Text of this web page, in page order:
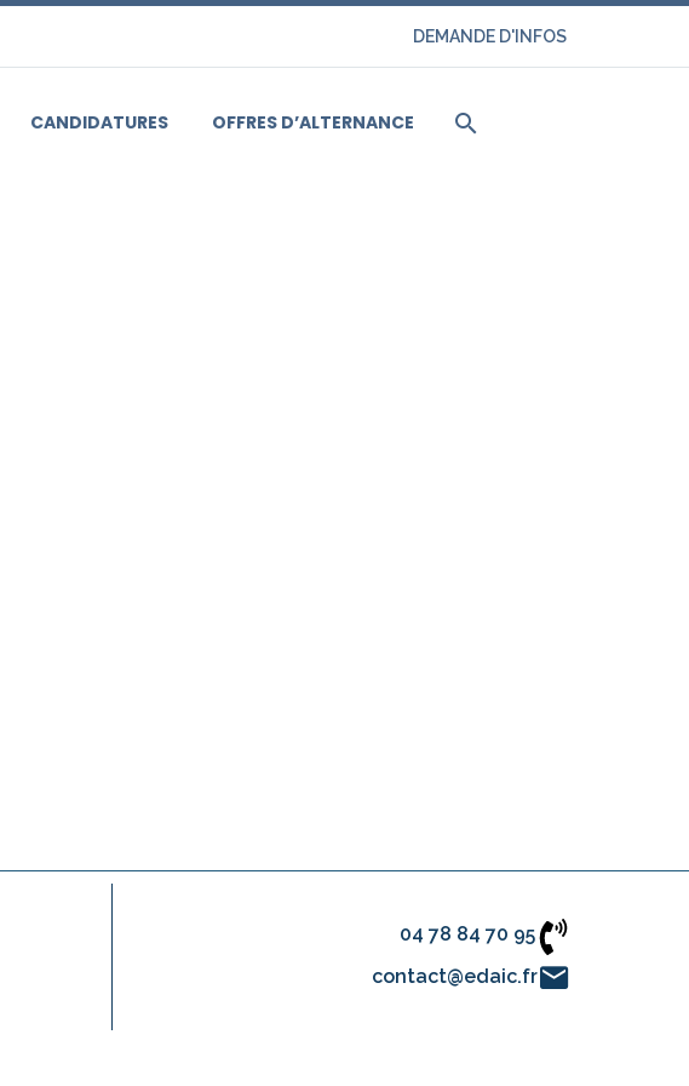
DEMANDE D'INFOS
CANDIDATURES OFFRES D’ALTERNANCE
04 78 84 70 95
contact@edaic.fr